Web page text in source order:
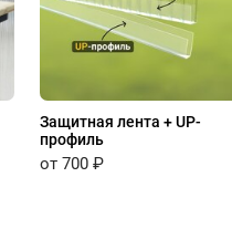
Защитная лента + UP-
профиль
от 700 ₽